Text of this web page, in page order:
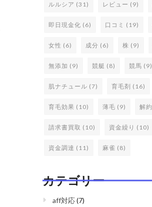
ルルシア (31) レビュー (9)
即日現金化 (6) 口コミ (19)
女性 (6) 成分 (6) 株 (9)
無添加 (9) 競艇 (8) 競馬 (9)
肌ナチュール (7) 育毛剤 (16)
育毛効果 (10) 薄毛 (9) 解約
請求書買取 (10) 資金繰り (10)
資金調達 (11) 麻雀 (8)
カテゴリー
aff対応(7)